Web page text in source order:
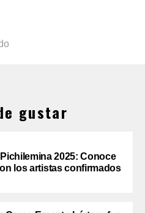
gustar
2025: Conoce
los artistas confirmados